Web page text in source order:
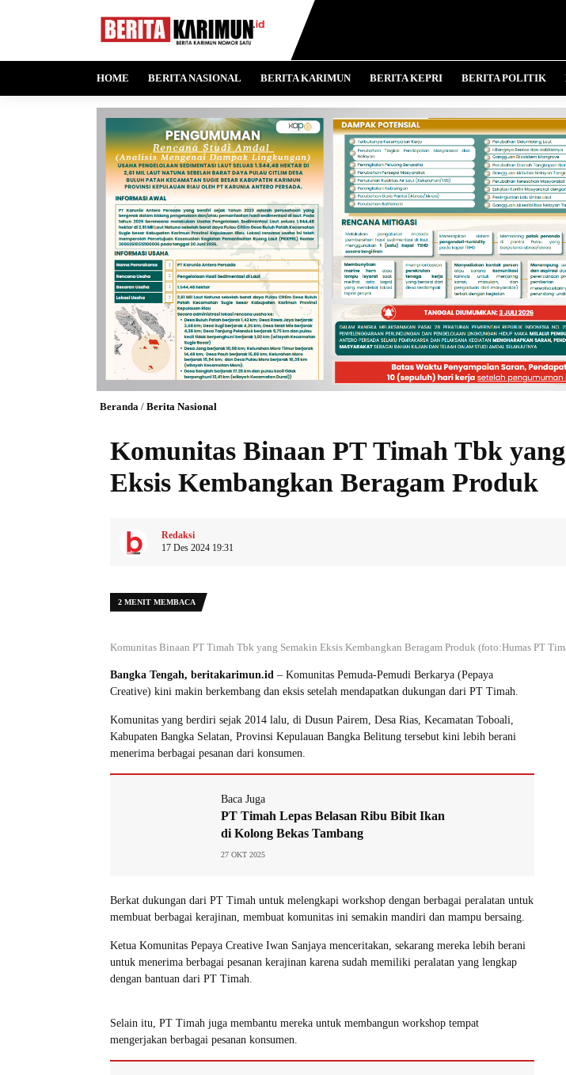
HOME BERITA NASIONAL BERITA KARIMUN BERITA KEPRI BERITA POLITIK
Beranda / Berita Nasional
Komunitas Binaan PT Timah Tbk
Eksis Kembangkan Beragam Produk
Redaksi
17 Des 2024 19:31
2 MENIT MEMBACA
Komunitas Binaan PT Timah Tbk yang Semakin Eksis Kembangkan Beragam Produk (foto:Humas PT
Bangka Tengah, beritakarimun.id – Komunitas Pemuda-Pemudi Berkarya (Pepaya
Creative) kini makin berkembang dan eksis setelah mendapatkan dukungan dari PT Timah.
Komunitas yang berdiri sejak 2014 lalu, di Dusun Pairem, Desa Rias, Kecamatan Toboali,
Kabupaten Bangka Selatan, Provinsi Kepulauan Bangka Belitung tersebut kini lebih berani
menerima berbagai pesanan dari konsumen.
Baca Juga
PT Timah Lepas Belasan Ribu Bibit Ikan
di Kolong Bekas Tambang
27 OKT 2025
Berkat dukungan dari PT Timah untuk melengkapi workshop dengan berbagai peralatan untuk
membuat berbagai kerajinan, membuat komunitas ini semakin mandiri dan mampu bersaing.
Ketua Komunitas Pepaya Creative Iwan Sanjaya menceritakan, sekarang mereka lebih berani
untuk menerima berbagai pesanan kerajinan karena sudah memiliki peralatan yang lengkap
dengan bantuan dari PT Timah.
Selain itu, PT Timah juga membantu mereka untuk membangun workshop tempat
mengerjakan berbagai pesanan konsumen.